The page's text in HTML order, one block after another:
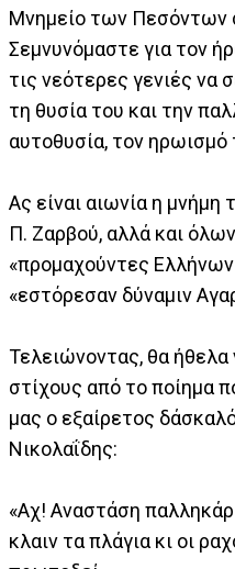
Μνημείο των Πεσόντων
Σεμνυνόμαστε για τον
τις νεότερες γενιές να
τη θυσία του και την
αυτοθυσία, τον ηρωισμό
Ας είναι αιωνία η
Π. Ζαρβού, αλλά και
«προμαχούντες
«εστόρεσαν δύναμιν
Τελειώνοντας, θα
στίχους από το ποίημα
μας ο εξαίρετος
Νικολαΐδης:
«Αχ! Αναστάση
κλαιν τα πλάγια κι οι